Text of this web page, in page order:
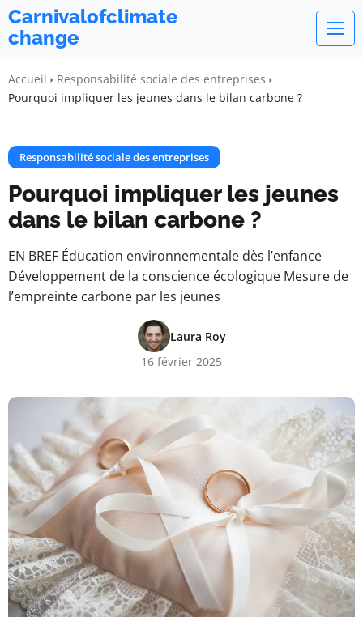
Carnivalofclimate
change
Accueil
Responsabilité sociale des entreprises
Pourquoi impliquer les jeunes dans le bilan carbone ?
Responsabilité sociale des entreprises
Pourquoi impliquer les jeunes
dans le bilan carbone ?
EN BREF Éducation environnementale dès l’enfance
Développement de la conscience écologique Mesure de
l’empreinte carbone par les jeunes
Laura Roy
16 février 2025